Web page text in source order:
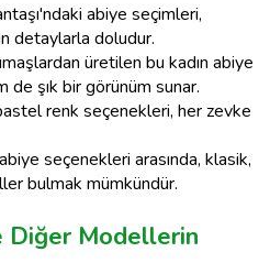
abiye seçimleri,
detaylarla doludur.
üretilen bu kadın abiye
şık bir görünüm sunar.
renk seçenekleri, her zevke
seçenekleri arasında, klasik,
bulmak mümkündür.
Diğer Modellerin